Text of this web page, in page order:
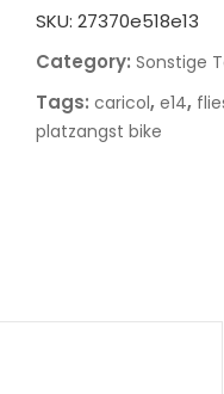
SKU: 27370e518e13
Category: Sonstige
Tags: caricol, e14,
platzangst bike